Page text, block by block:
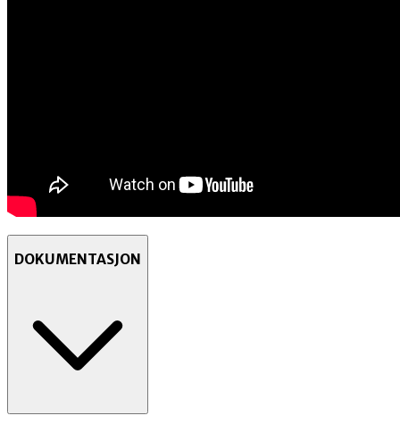
DOKUMENTASJON